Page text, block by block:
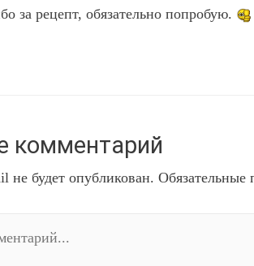
за рецепт, обязательно попробую.
комментарий
не будет опубликован.